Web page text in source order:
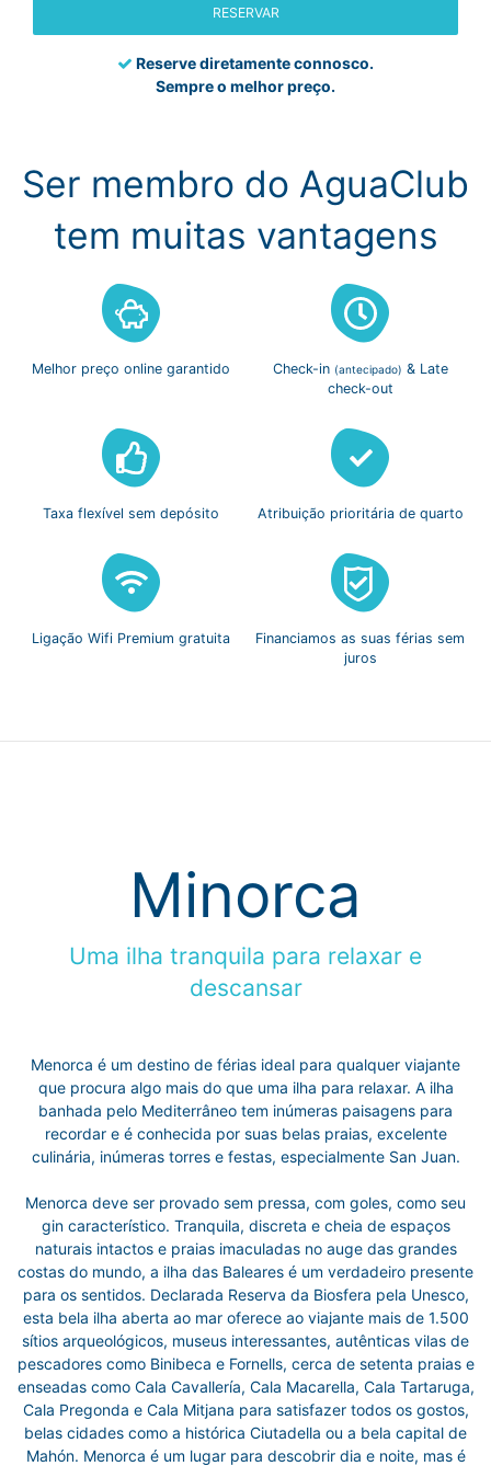
RESERVAR
Reserve diretamente connosco.
Sempre o melhor preço.
Ser membro do AguaClub
tem muitas vantagens
Melhor preço online garantido Check-in (antecipado) & Late
check-out
Taxa flexível sem depósito Atribuição prioritária de quarto
Ligação Wifi Premium gratuita Financiamos as suas férias sem
juros
Minorca
Uma ilha tranquila para relaxar e
descansar
Menorca é um destino de férias ideal para qualquer viajante
que procura algo mais do que uma ilha para relaxar. A ilha
banhada pelo Mediterrâneo tem inúmeras paisagens para
recordar e é conhecida por suas belas praias, excelente
culinária, inúmeras torres e festas, especialmente San Juan.
Menorca deve ser provado sem pressa, com goles, como seu
gin característico. Tranquila, discreta e cheia de espaços
naturais intactos e praias imaculadas no auge das grandes
costas do mundo, a ilha das Baleares é um verdadeiro presente
para os sentidos. Declarada Reserva da Biosfera pela Unesco,
esta bela ilha aberta ao mar oferece ao viajante mais de 1.500
sítios arqueológicos, museus interessantes, autênticas vilas de
pescadores como Binibeca e Fornells, cerca de setenta praias e
enseadas como Cala Cavallería, Cala Macarella, Cala Tartaruga,
Cala Pregonda e Cala Mitjana para satisfazer todos os gostos,
belas cidades como a histórica Ciutadella ou a bela capital de
Mahón. Menorca é um lugar para descobrir dia e noite, mas é